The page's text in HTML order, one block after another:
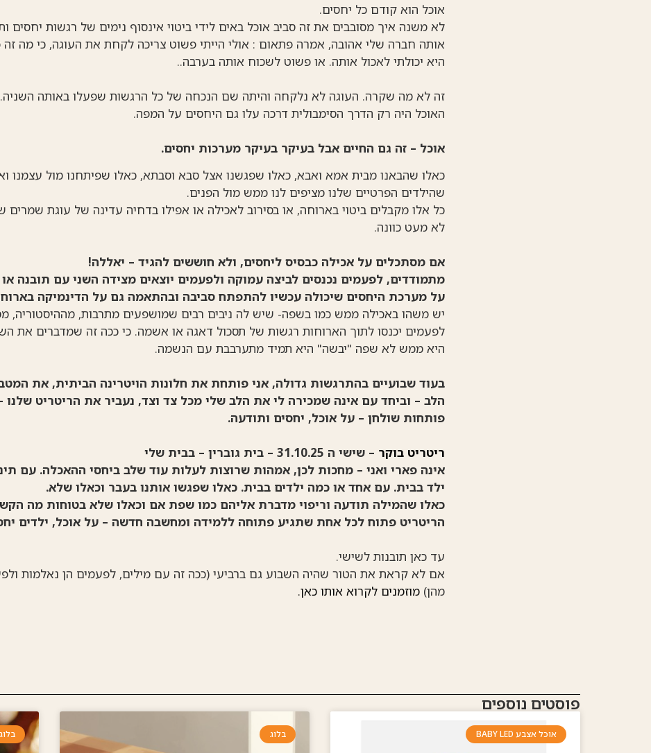
אוכל הוא קודם כל יחסים.
לא משנה איך מסובבים את זה סביב אוכל באים לידי ביטוי אינסוף נימים של רגשות יחסים
אותה חברה שלי אהובה, אמרה פתאום : אולי הייתי פשוט צריכה לקחת את העוגה, כי מה
היא יכולתי לאכול אותה. או פשוט לשכוח אותה בערבה..
זה לא מה שקרה. העוגה לא נלקחה והיתה שם הנכחה של כל הרגשות שפעלו באותה השניה.
האוכל היה רק הדרך הסימבולית דרכה עלו גם היחסים על המפה.
אוכל – זה גם החיים אבל בעיקר בעיקר מערכות יחסים.
כאלו שהבאנו מבית אמא ואבא, כאלו שפגשנו אצל סבא וסבתא, כאלו שפיתחנו מול עצמנו
שהילדים הפרטיים שלנו מציפים לנו ממש מול הפנים.
כל אלו מקבלים ביטוי בארוחה, או בסירוב לאכילה או אפילו בדחיה עדינה של עוגת שמרים
לא מעט כוונה.
אם מסתכלים על אכילה כבסיס ליחסים, ולא חוששים להגיד – יאללה!
מתמודדים, לפעמים נכנסים לביצה עמוקה ולפעמים יוצאים מצידה השני עם תובנה
על מערכת היחסים שיכולה עכשיו להתפתח סביבה ובהתאמה גם על הדינמיקה
יש משהו באכילה ממש כמו בשפה- שיש לה ניבים רבים שמושפעים מתרבות, מההיסטוריה,
לפעמים יכנסו לתוך הארוחות רגשות של תסכול דאגה או אשמה. כי ככה זה שמדברים את
היא ממש לא שפה "יבשה" היא תמיד מתערבבת עם הנשמה.
בעוד שבועיים בהתרגשות גדולה, אני פותחת את חלונות הויטרינה הביתית, את
הלב – וביחד עם אינה שמכירה לי את הלב שלי מכל צד וצד, נעביר את הריטריט שלנו
פותחות שולחן – על אוכל, יחסים ותודעה.
ריטריט בוקר – שישי ה 31.10.25 – בית גוברין – בבית שלי
אינה פארי ואני – מחכות לכן, אמהות שרוצות לעלות עוד שלב ביחסי ההאכלה. עם
ילד בבית. עם אחד או כמה ילדים בבית. כאלו שפגשו אותנו בעבר וכאלו שלא.
כאלו שהמילה תודעה וריפוי מדברת אליהם כמו שפת אם וכאלו שלא בטוחות מה
הריטריט פתוח לכל אחת שתגיע פתוחה ללמידה ומחשבה חדשה – על אוכל, ילדים
עד כאן תובנות לשישי.
אם לא קראת את הטור שהיה השבוע גם ברביעי (ככה זה עם מילים, לפעמים הן נאלמות
מהן) מוזמנים לקרוא אותו כאן.
פוסטים נוספים
אוכל אצבע BABY LED בלוג בלוג